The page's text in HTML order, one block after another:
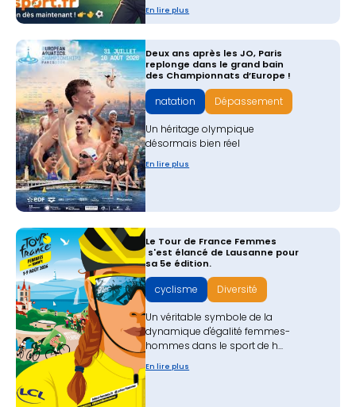
En lire plus
Deux ans après les JO, Paris
replonge dans le grand bain
des Championnats d’Europe !
natation Dépassement
Un héritage olympique
désormais bien réel
En lire plus
Le Tour de France Femmes
s'est élancé de Lausanne pour
sa 5e édition.
cyclisme Diversité
Un véritable symbole de la
dynamique d'égalité femmes-
hommes dans le sport de h...
En lire plus